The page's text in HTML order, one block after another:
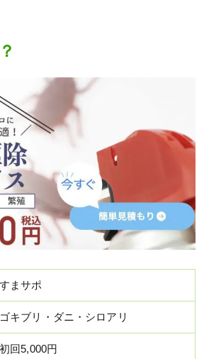
すまサポ
ゴキブリ・ダニ・シロアリ
初回5,000円